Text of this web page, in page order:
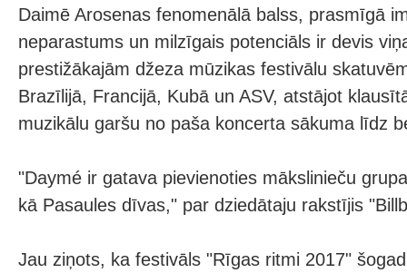
Daimē Arosenas fenomenālā balss, prasmīgā
neparastums un milzīgais potenciāls ir devis
prestižākajām džeza mūzikas festivālu
Brazīlijā, Francijā, Kubā un ASV, atstājot
muzikālu garšu no paša koncerta sākuma līdz
"Daymé ir gatava pievienoties mākslinieču
kā Pasaules dīvas," par dziedātaju rakstījis
Jau ziņots, ka festivāls "Rīgas ritmi 2017"